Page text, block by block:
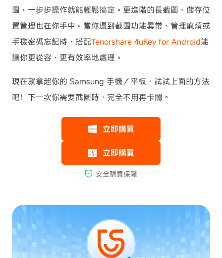
圖，一步步操作就能輕鬆搞定。更進階的長截圖、儲存位
置管理也在你手中。當你遇到截圖功能異常、管理麻煩或
手機密碼忘記時，搭配Tenorshare 4uKey for Android能
讓你更從容、更有效率地處理。
現在就拿起你的 Samsung 手機／平板，試試上面的方法
吧！下一次你需要截圖時，完全不用再卡關。